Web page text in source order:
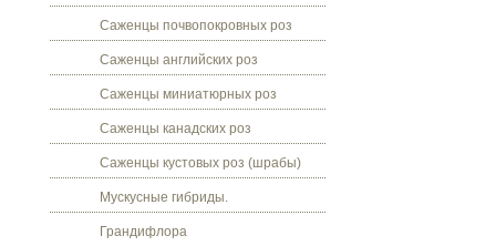
Саженцы почвопокровных роз
Саженцы английских роз
Саженцы миниатюрных роз
Саженцы канадских роз
Саженцы кустовых роз (шрабы)
Мускусные гибриды.
Грандифлора